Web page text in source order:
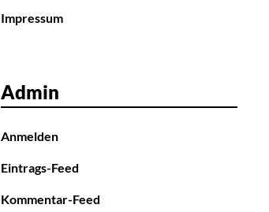
Impressum
Admin
Anmelden
Eintrags-Feed
Kommentar-Feed